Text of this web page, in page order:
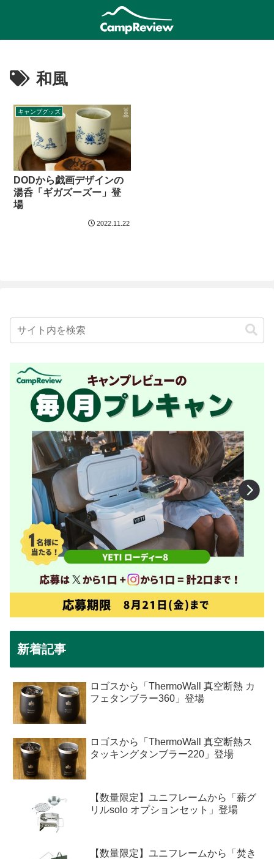
和風
キャンプグッズ
DODから戯画デザインの
湯呑「ギガズーズー」登
場
2022.11.22
新着記事
ロゴスから「ThermoWall 真空断熱 カ
フェタンブラー360」登場
ロゴスから「ThermoWall 真空断熱ス
タッキングタンブラー220」登場
【数量限定】ユニフレームから「薪グ
リルsolo オプションセット」登場
【数量限定】ユニフレームから「焚き